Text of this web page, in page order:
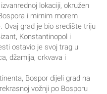
lokaciji, okružen
i mirnim morem
Ovaj grad je bio središte triju
Konstantinopol i
ostavio je svoj trag u
džamija, crkvava i
Bospor dijeli grad na
vožnji po Bosporu